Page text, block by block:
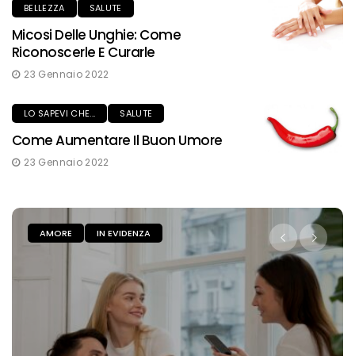
BELLEZZA SALUTE
Micosi Delle Unghie: Come
Riconoscerle E Curarle
23 Gennaio 2022
LO SAPEVI CHE... SALUTE
Come Aumentare Il Buon Umore
23 Gennaio 2022
IN EVIDENZA SALUTE